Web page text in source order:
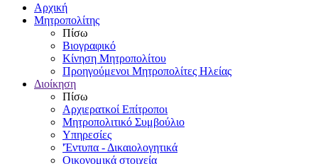
Αρχική
Μητροπολίτης
Πίσω
Βιογραφικό
Κίνηση Μητροπολίτου
Προηγούμενοι Μητροπολίτες Ηλείας
Διοίκηση
Πίσω
Αρχιερατκοί Επίτροποι
Μητροπολιτικό Συμβούλιο
Υπηρεσίες
'Έντυπα - Δικαιολογητικά
Οικονομικά στοιχεία